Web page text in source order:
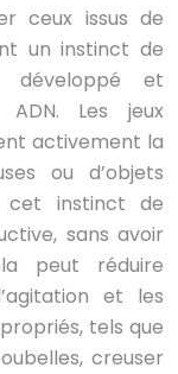
ceux issus de
un instinct de
et
Les jeux
activement la
ou d’objets
cet instinct de
sans avoir
peut réduire
et les
tels que
creuser